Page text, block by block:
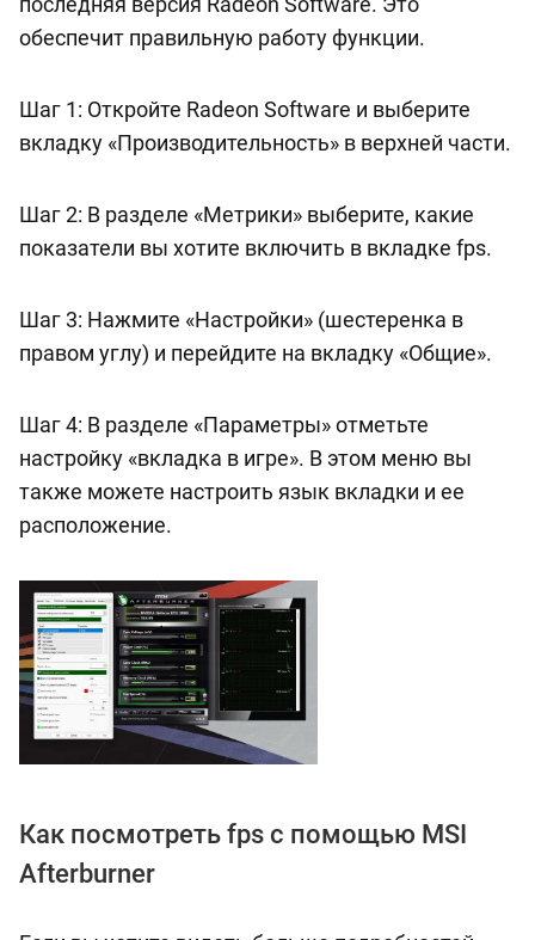
обеспечит правильную работу функции.
Шаг 1: Откройте Radeon Software и выберите
вкладку «Производительность» в верхней части.
Шаг 2: В разделе «Метрики» выберите, какие
показатели вы хотите включить в вкладке fps.
Шаг 3: Нажмите «Настройки» (шестеренка в
правом углу) и перейдите на вкладку «Общие».
Шаг 4: В разделе «Параметры» отметьте
настройку «вкладка в игре». В этом меню вы
также можете настроить язык вкладки и ее
расположение.
Как посмотреть fps с помощью MSI
Afterburner